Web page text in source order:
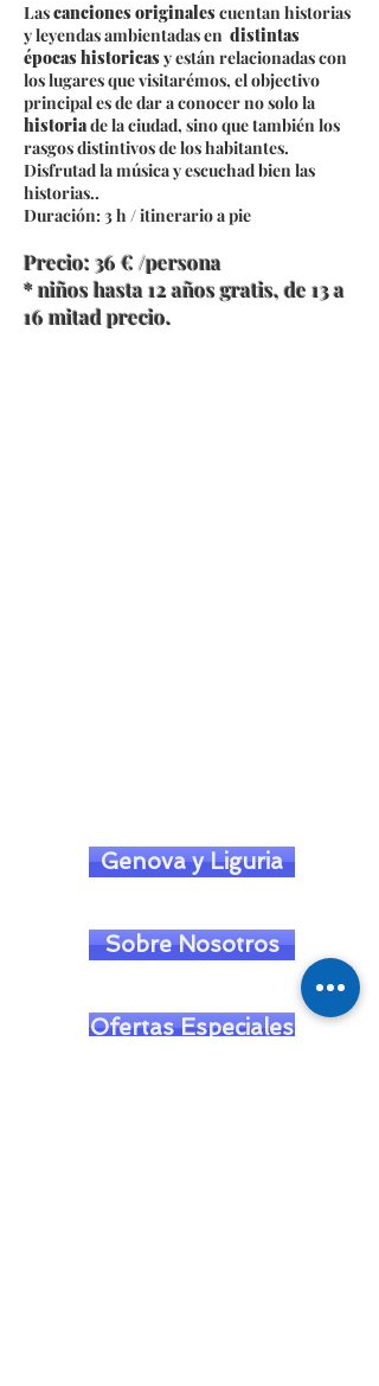
Lascanciones originalescuentan historias
y leyendas ambientadas en distintas
épocas historicasy están relacionadas con
los lugares que visitarémos, el objectivo
principal es de dar a conocer no solo la
historiade la ciudad, sino que también los
rasgos distintivos de los habitantes.
Disfrutad la música y escuchad bien las
historias..
Duración: 3 h / itinerario a pie
Precio: 36€ /persona
* niños hasta 12 años gratis, de 13 a
16 mitad precio.
Genova y Liguria
Sobre Nosotros
Ofertas Especiales